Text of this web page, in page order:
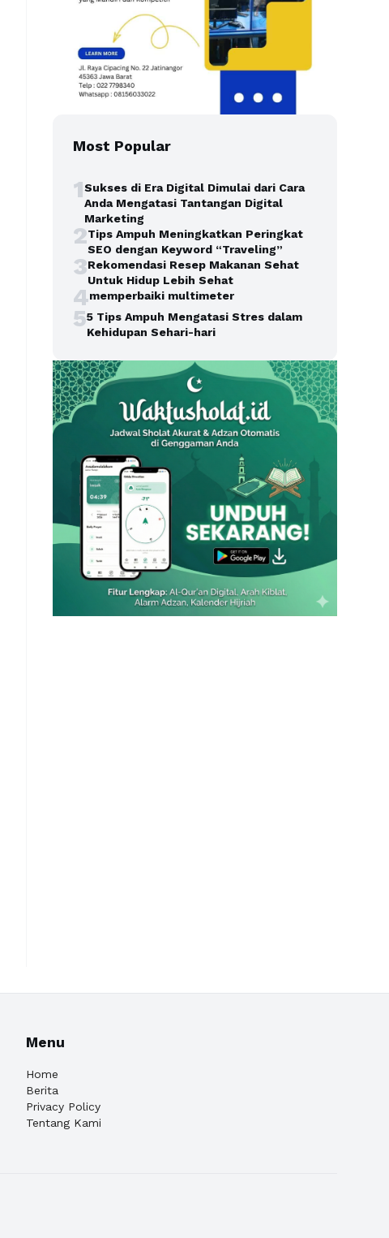
Most Popular
1Sukses di Era Digital Dimulai dari Cara
Anda Mengatasi Tantangan Digital
Marketing
2Tips Ampuh Meningkatkan Peringkat
SEO dengan Keyword “Traveling”
3Rekomendasi Resep Makanan Sehat
Untuk Hidup Lebih Sehat
4memperbaiki multimeter
55 Tips Ampuh Mengatasi Stres dalam
Kehidupan Sehari-hari
Menu
Home
Berita
Privacy Policy
Tentang Kami